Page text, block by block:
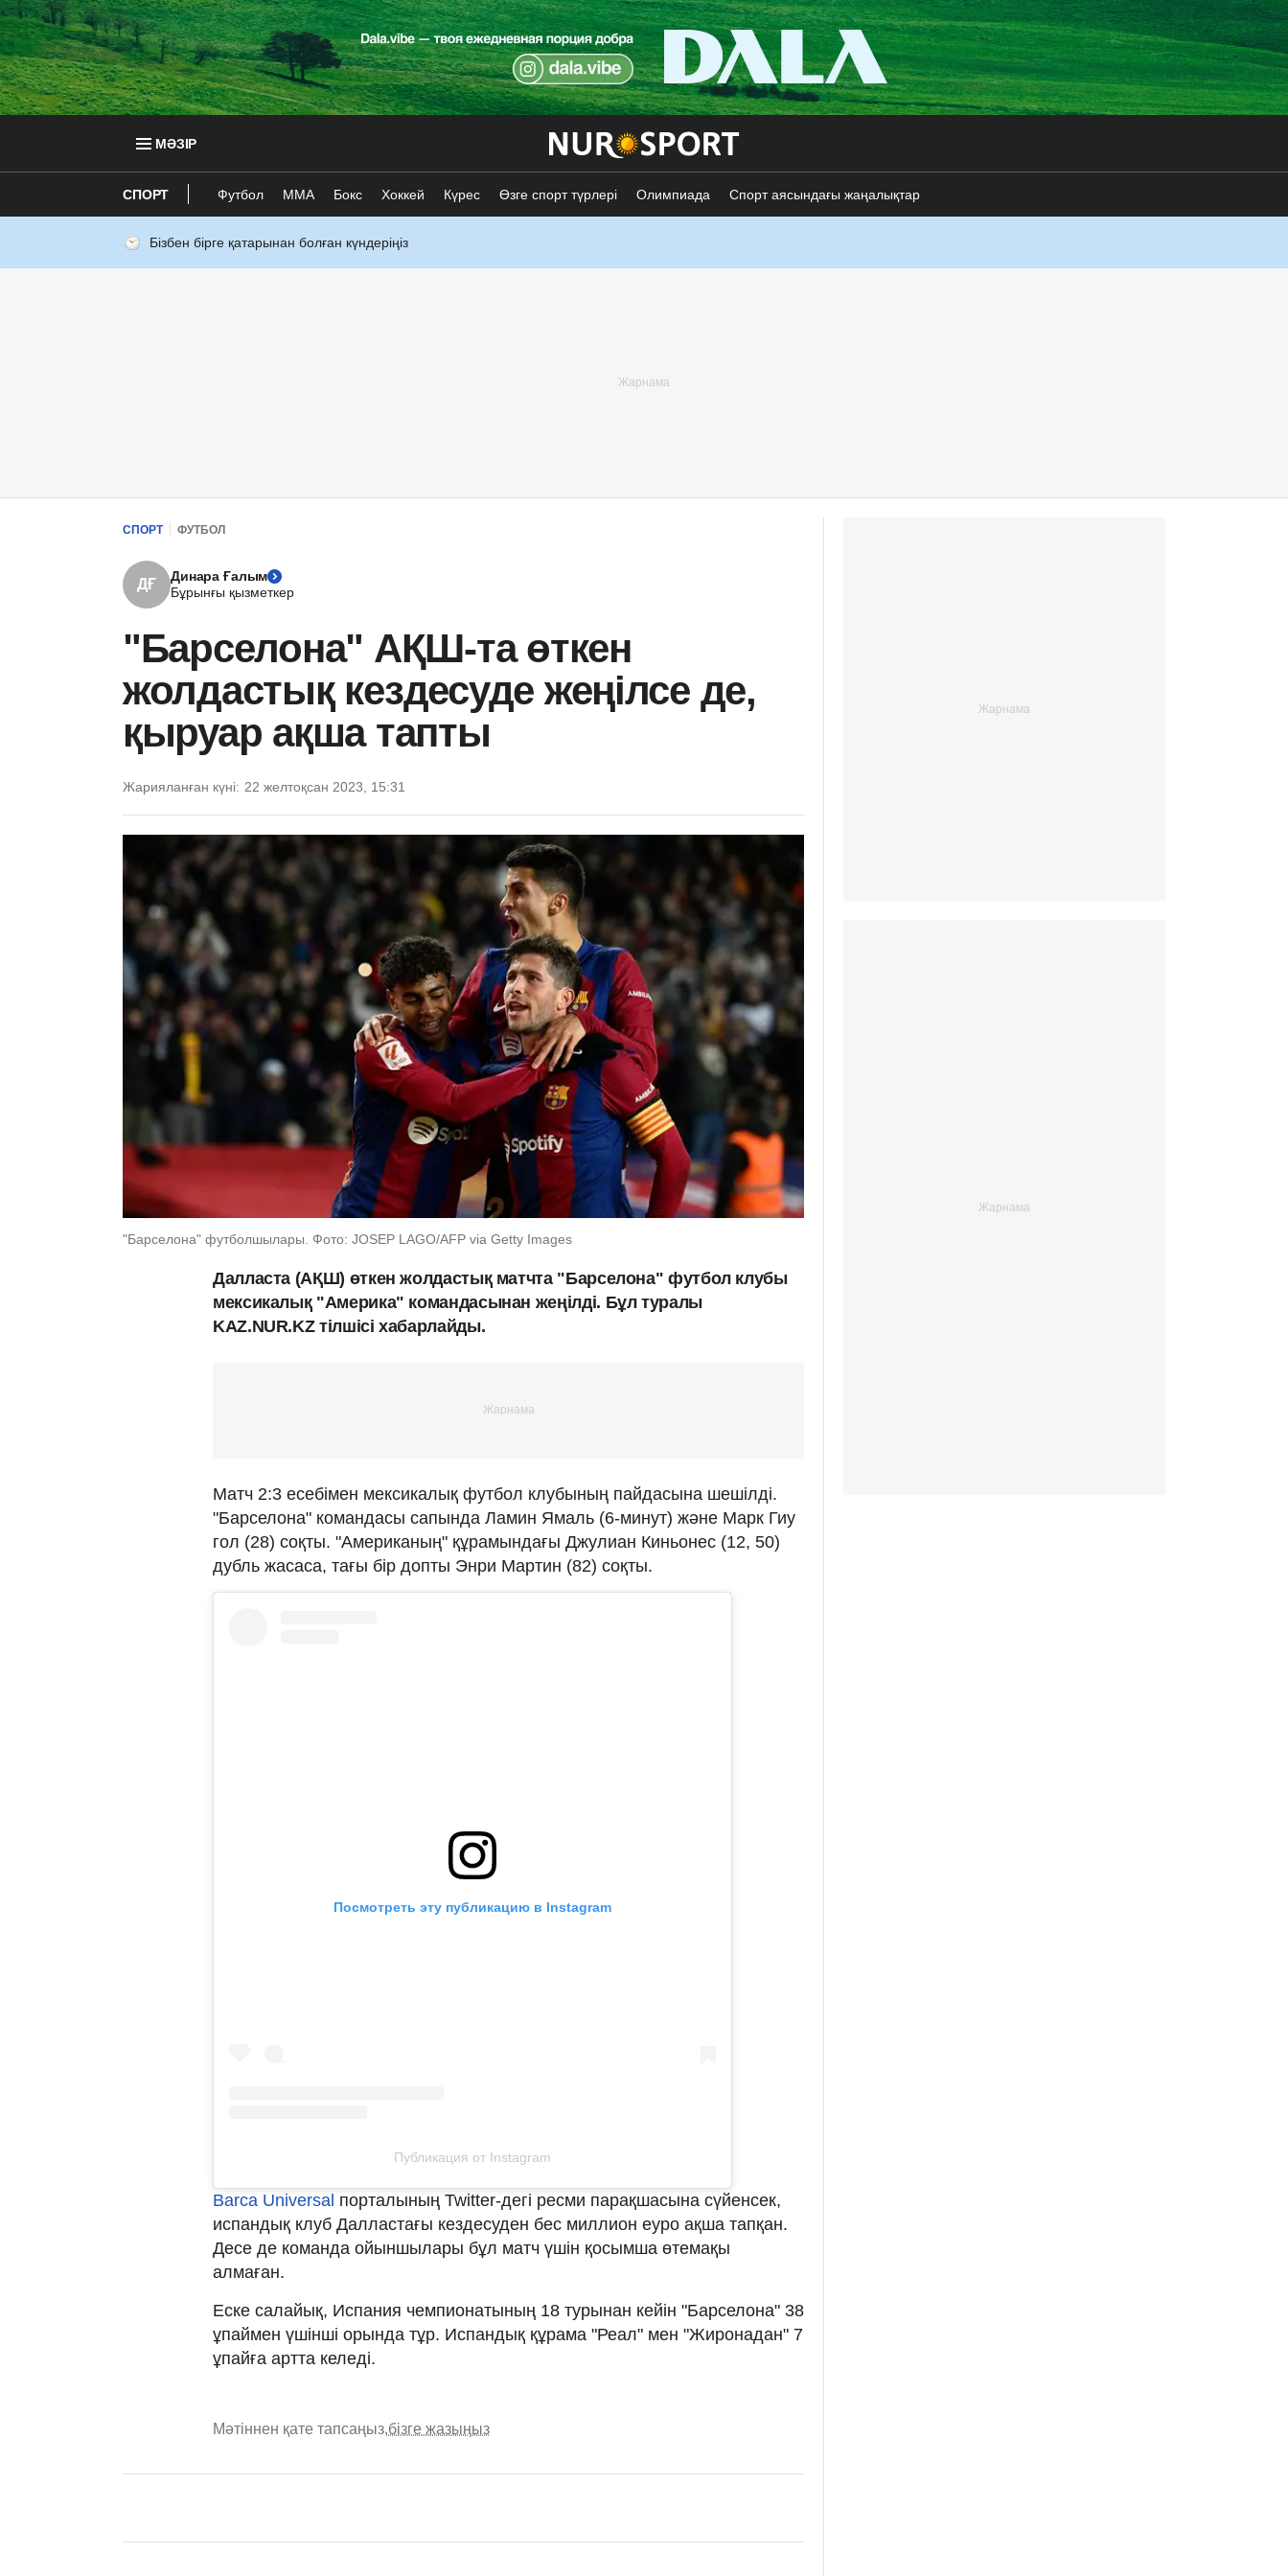
МӘЗІР
СПОРТ Футбол ММА Бокс Хоккей Күрес Өзге спорт түрлері Олимпиада Спорт аясындағы жаңалықтар
Бізбен бірге қатарынан болған күндеріңіз
СПОРТ ФУТБОЛ
ДҒ
Динара Ғалым
Бұрынғы қызметкер
"Барселона" АҚШ-та өткен
жолдастық кездесуде жеңілсе де,
қыруар ақша тапты
Жарияланған күні: 22 желтоқсан 2023, 15:31
"Барселона" футболшылары. Фото: JOSEP LAGO/AFP via Getty Images
Далласта (АҚШ) өткен жолдастық матчта "Барселона" футбол клубы
мексикалық "Америка" командасынан жеңілді. Бұл туралы
KAZ.NUR.KZ тілшісі хабарлайды.
Матч 2:3 есебімен мексикалық футбол клубының пайдасына шешілді.
"Барселона" командасы сапында Ламин Ямаль (6-минут) және Марк Гиу
гол (28) соқты. "Американың" құрамындағы Джулиан Киньонес (12, 50)
дубль жасаса, тағы бір допты Энри Мартин (82) соқты.
Посмотреть эту публикацию в Instagram
Публикация от Instagram
Barca Universal порталының Twitter-дегі ресми парақшасына сүйенсек,
испандық клуб Далластағы кездесуден бес миллион еуро ақша тапқан.
Десе де команда ойыншылары бұл матч үшін қосымша өтемақы
алмаған.
Еске салайық, Испания чемпионатының 18 турынан кейін "Барселона" 38
ұпаймен үшінші орында тұр. Испандық құрама "Реал" мен "Жиронадан" 7
ұпайға артта келеді.
Мәтіннен қате тапсаңыз,бізге жазыңыз